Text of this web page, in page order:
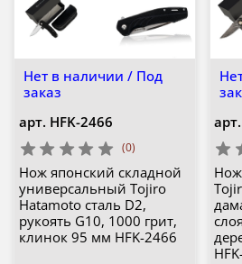
Нет в наличии / Под
заказ
арт. HFK-2466
(0)
Нож японский складной
универсальный Tojiro
Hatamoto сталь D2,
рукоять G10, 1000 грит,
клинок 95 мм HFK-2466
арт.